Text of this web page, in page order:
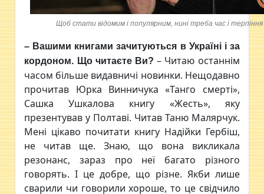
Щоб стати відомим і популярним, нині треба час і
– Вашими книгами зачитуються в Україні і за
кордоном. Що читаєте Ви? – Читаю останнім
часом більше видавничі новинки. Нещодавно
прочитав Юрка Винничука «Танго смерті»,
Сашка Ушкалова книгу «Жесть», яку
презентував у Полтаві. Читав Таню Малярчук.
Мені цікаво почитати книгу Надійки Гербіш,
не читав ще. Знаю, що вона викликала
резонанс, зараз про неї багато різного
говорять. І це добре, що різне. Якби лише
сварили чи говорили хороше, то це свідчило